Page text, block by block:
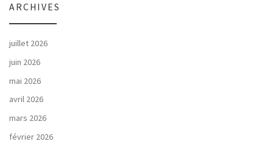
ARCHIVES
juillet 2026
juin 2026
mai 2026
avril 2026
mars 2026
février 2026